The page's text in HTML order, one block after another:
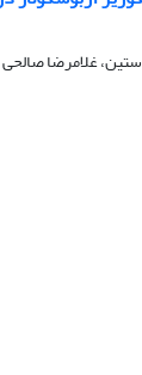
غلامرضا